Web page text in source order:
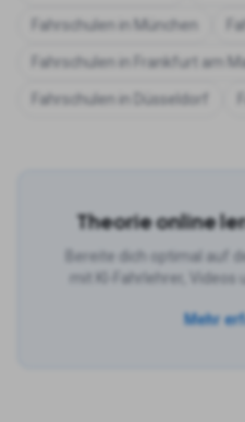
Fahrschulen in München
Fahrschulen in Frankfurt am
Fahrschulen in Düsseldorf
Theorie online
Bereite dich optimal auf
mit KI-Fahrlehrer,
Mehr